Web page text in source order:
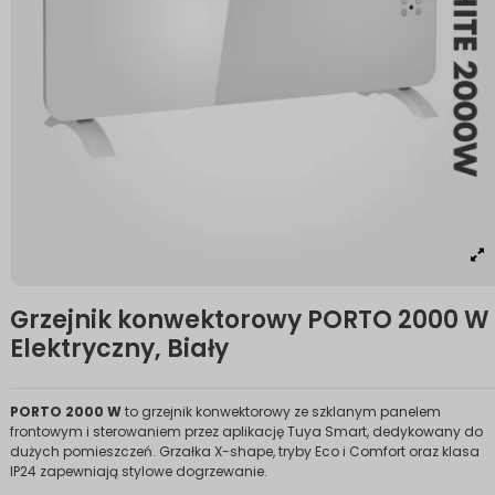
Grzejnik konwektorowy PORTO 2000 W
Elektryczny, Biały
PORTO 2000 Wto grzejnik konwektorowy ze szklanym panelem
frontowym i sterowaniem przez aplikację Tuya Smart, dedykowany do
dużych pomieszczeń. Grzałka X-shape, tryby Eco i Comfort oraz klasa
IP24 zapewniają stylowe dogrzewanie.